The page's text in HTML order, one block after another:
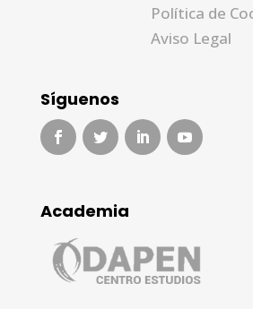
Política de
Aviso Legal
Síguenos
Academia